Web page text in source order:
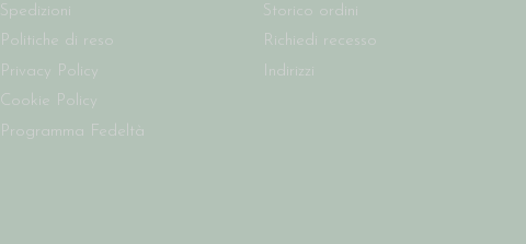
Spedizioni
Politiche di reso
Privacy Policy
Cookie Policy
Programma Fedeltà
Storico ordini
Richiedi recesso
Indirizzi